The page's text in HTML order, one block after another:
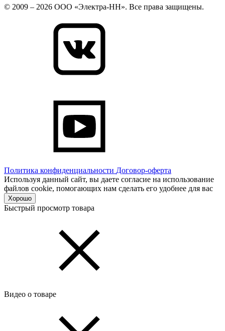
© 2009 – 2026 ООО «Электра-НН». Все права защищены.
Политика конфиденциальности Договор-оферта
Используя данный сайт, вы даете согласие на использование
файлов cookie, помогающих нам сделать его удобнее для вас
Хорошо
Быстрый просмотр товара
Видео о товаре